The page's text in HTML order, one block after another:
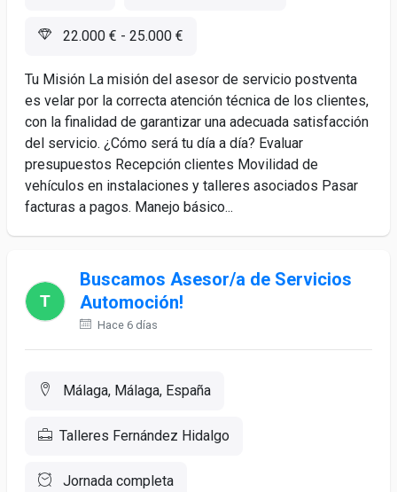
22.000 € - 25.000 €
Tu Misión La misión del asesor de servicio postventa
es velar por la correcta atención técnica de los clientes,
con la finalidad de garantizar una adecuada satisfacción
del servicio. ¿Cómo será tu día a día? Evaluar
presupuestos Recepción clientes Movilidad de
vehículos en instalaciones y talleres asociados Pasar
facturas a pagos. Manejo básico...
Buscamos Asesor/a de Servicios
Automoción!
Hace 6 días
Málaga, Málaga, España
Talleres Fernández Hidalgo
Jornada completa